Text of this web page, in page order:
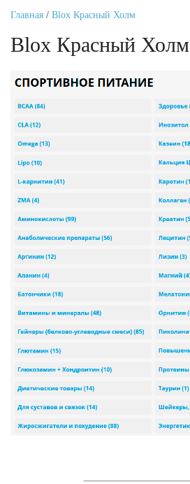
Главная / Blox Красный Холм
Blox Красный Холм